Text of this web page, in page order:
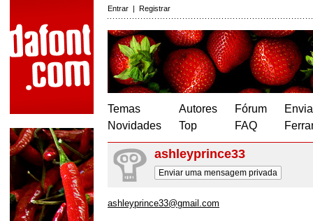
Entrar | Registrar
Temas
Novidades
Autores
Top
Fórum
FAQ
ashleyprince33
Enviar uma mensagem privada
ashleyprince33@gmail.com